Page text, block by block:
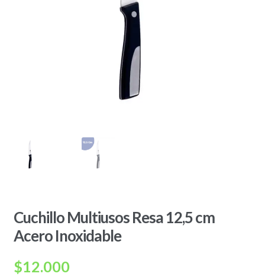
Cuchillo Multiusos Resa 12,5 cm
Acero Inoxidable
$12.000